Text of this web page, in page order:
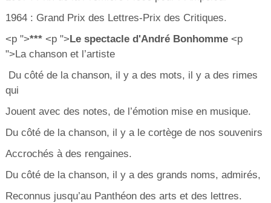
1964 : Grand Prix des Lettres-Prix des Critiques.
<p ">***<p ">Le spectacle d'André Bonhomme<p
">La chanson et l’artiste
Du côté de la chanson, il y a des mots, il y a des rimes
qui
Jouent avec des notes, de l’émotion mise en musique.
Du côté de la chanson, il y a le cortège de nos souvenirs
Accrochés à des rengaines.
Du côté de la chanson, il y a des grands noms, admirés,
Reconnus jusqu’au Panthéon des arts et des lettres.